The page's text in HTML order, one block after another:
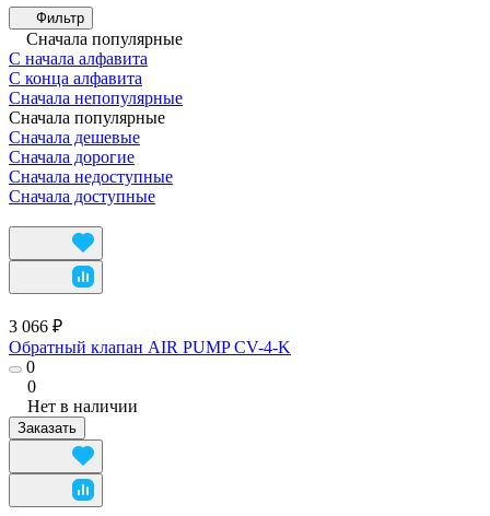
Фильтр
Сначала популярные
С начала алфавита
С конца алфавита
Сначала непопулярные
Сначала популярные
Сначала дешевые
Сначала дорогие
Сначала недоступные
Сначала доступные
3 066 ₽
Обратный клапан AIR PUMP CV-4-K
0
0
Нет в наличии
Заказать